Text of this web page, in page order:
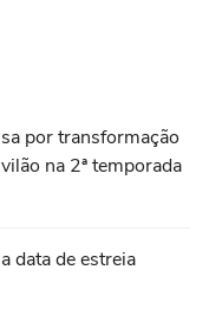
por transformação
na 2ª temporada
data de estreia